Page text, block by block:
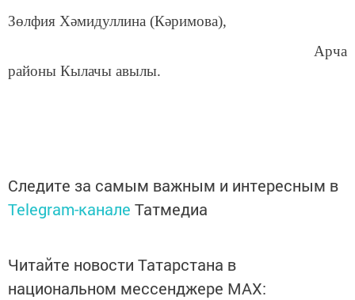
Зөлфия Хәмидуллина (Кәримова),
Арча
районы Кылачы авылы.
Следите за самым важным и интересным в
Telegram-канале Татмедиа
Читайте новости Татарстана в
национальном мессенджере MАХ: